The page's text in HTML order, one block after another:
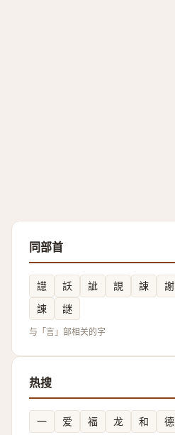
同部首
譿 訞 訿 誢 誎 謝
諌
謎
与「言」部相关的字
热搜
一 爱 福 龙 和 德